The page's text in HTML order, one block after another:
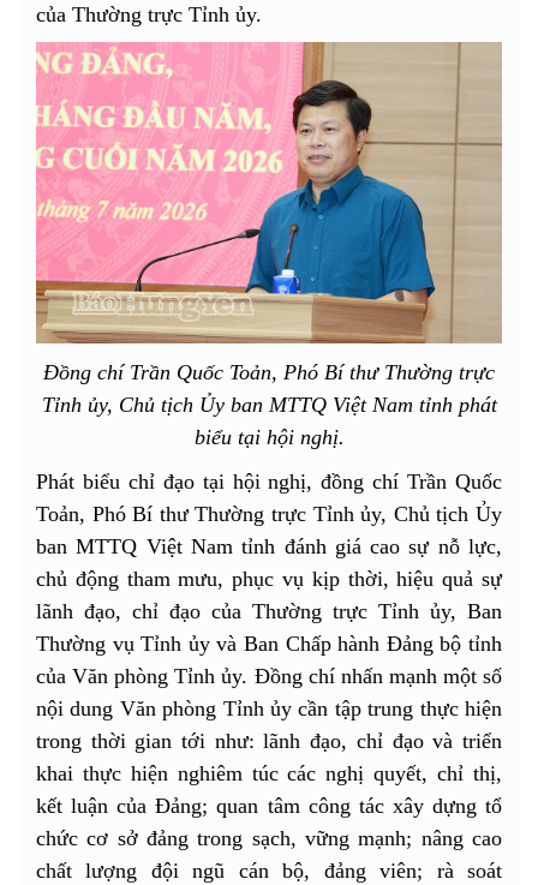
của Thường trực Tỉnh ủy.
Đồng chí Trần Quốc Toản, Phó Bí thư Thường trực
Tỉnh ủy, Chủ tịch Ủy ban MTTQ Việt Nam tỉnh phát
biểu tại hội nghị.
Phát biểu chỉ đạo tại hội nghị, đồng chí Trần Quốc
Toản, Phó Bí thư Thường trực Tỉnh ủy, Chủ tịch Ủy
ban MTTQ Việt Nam tỉnh đánh giá cao sự nỗ lực,
chủ động tham mưu, phục vụ kịp thời, hiệu quả sự
lãnh đạo, chỉ đạo của Thường trực Tỉnh ủy, Ban
Thường vụ Tỉnh ủy và Ban Chấp hành Đảng bộ tỉnh
của Văn phòng Tỉnh ủy. Đồng chí nhấn mạnh một số
nội dung Văn phòng Tỉnh ủy cần tập trung thực hiện
trong thời gian tới như: lãnh đạo, chỉ đạo và triển
khai thực hiện nghiêm túc các nghị quyết, chỉ thị,
kết luận của Đảng; quan tâm công tác xây dựng tổ
chức cơ sở đảng trong sạch, vững mạnh; nâng cao
chất lượng đội ngũ cán bộ, đảng viên; rà soát